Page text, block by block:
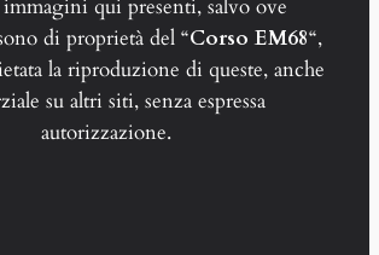
qui presenti, salvo ove
di proprietà del “Corso EM68“,
la riproduzione di queste, anche
su altri siti, senza espressa
autorizzazione.